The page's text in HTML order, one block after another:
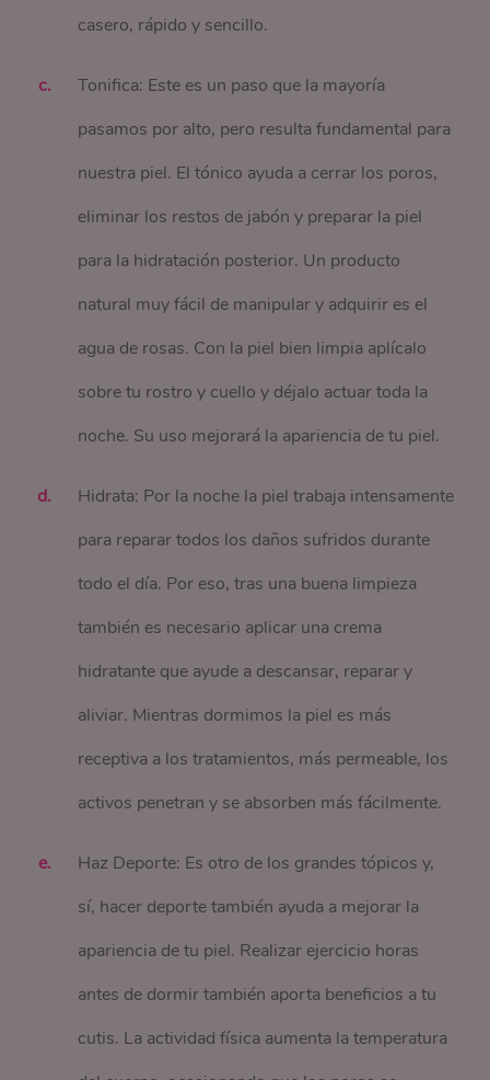
casero, rápido y sencillo.
Tonifica: Este es un paso que la mayoría
pasamos por alto, pero resulta fundamental para
nuestra piel. El tónico ayuda a cerrar los poros,
eliminar los restos de jabón y preparar la piel
para la hidratación posterior. Un producto
natural muy fácil de manipular y adquirir es el
agua de rosas. Con la piel bien limpia aplícalo
sobre tu rostro y cuello y déjalo actuar toda la
noche. Su uso mejorará la apariencia de tu piel.
Hidrata: Por la noche la piel trabaja intensamente
para reparar todos los daños sufridos durante
todo el día. Por eso, tras una buena limpieza
también es necesario aplicar una crema
hidratante que ayude a descansar, reparar y
aliviar. Mientras dormimos la piel es más
receptiva a los tratamientos, más permeable, los
activos penetran y se absorben más fácilmente.
Haz Deporte: Es otro de los grandes tópicos y,
sí, hacer deporte también ayuda a mejorar la
apariencia de tu piel. Realizar ejercicio horas
antes de dormir también aporta beneficios a tu
cutis. La actividad física aumenta la temperatura